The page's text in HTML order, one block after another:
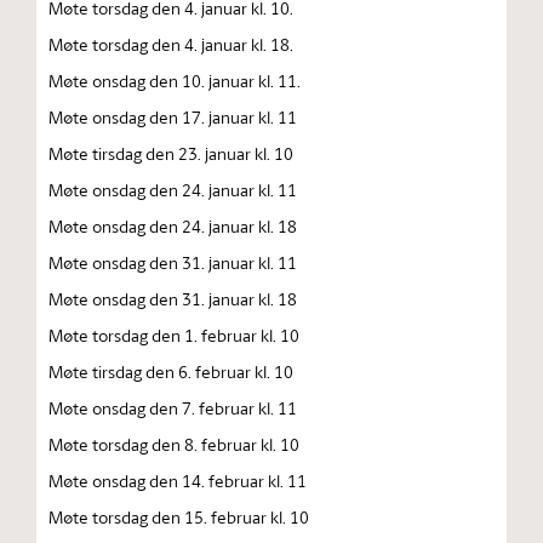
Møte torsdag den 4. januar kl. 10.
Møte torsdag den 4. januar kl. 18.
Møte onsdag den 10. januar kl. 11.
Møte onsdag den 17. januar kl. 11
Møte tirsdag den 23. januar kl. 10
Møte onsdag den 24. januar kl. 11
Møte onsdag den 24. januar kl. 18
Møte onsdag den 31. januar kl. 11
Møte onsdag den 31. januar kl. 18
Møte torsdag den 1. februar kl. 10
Møte tirsdag den 6. februar kl. 10
Møte onsdag den 7. februar kl. 11
Møte torsdag den 8. februar kl. 10
Møte onsdag den 14. februar kl. 11
Møte torsdag den 15. februar kl. 10